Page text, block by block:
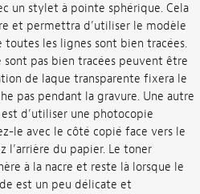
un stylet à pointe sphérique. Cela
et permettra d’utiliser le modèle
les lignes sont bien tracées.
sont pas bien tracées peuvent être
de laque transparente fixera le
pas pendant la gravure. Une autre
d’utiliser une photocopie
le avec le côté copié face vers le
l’arrière du papier. Le toner
à la nacre et reste là lorsque le
est un peu délicate et